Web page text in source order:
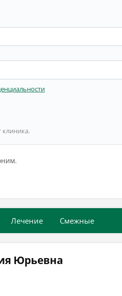
клиника.
Лечение Смежные
Юрьевна